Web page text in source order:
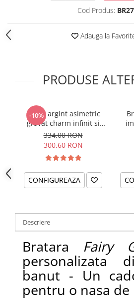
Cod Produs:
Adauga la
PRODUSE
-10%
Colier argint asimetric
gravat charm infinit si
inimioara - Love
334,00 RON
300,60 RON
CONFIGUREAZA
Descriere
Bratara Fairy
personalizata
banut - Un
pentru o nasa de